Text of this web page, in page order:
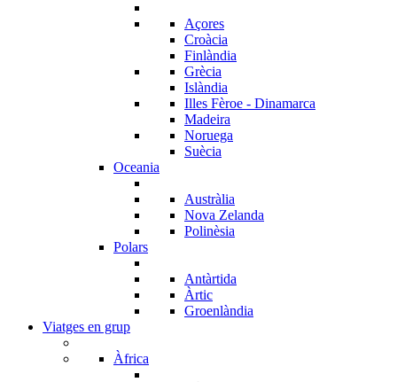
Açores
Croàcia
Finlàndia
Grècia
Islàndia
Illes Fèroe - Dinamarca
Madeira
Noruega
Suècia
Oceania
Austràlia
Nova Zelanda
Polinèsia
Polars
Antàrtida
Àrtic
Groenlàndia
Viatges en grup
Àfrica